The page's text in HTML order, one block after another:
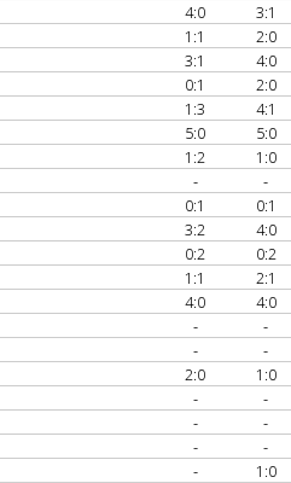
4:0 3:1
1:1 2:0
3:1 4:0
0:1 2:0
1:3 4:1
5:0 5:0
1:2 1:0
- -
0:1 0:1
3:2 4:0
0:2 0:2
1:1 2:1
4:0 4:0
- -
- -
2:0 1:0
- -
- -
- -
- 1:0